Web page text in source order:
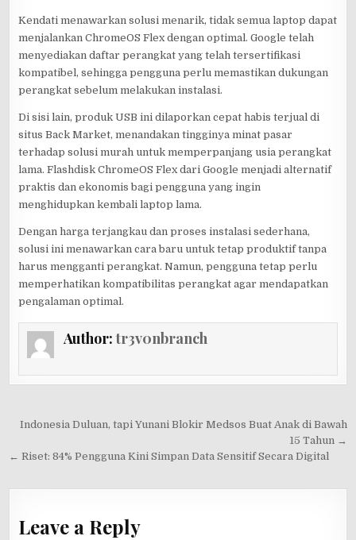
Kendati menawarkan solusi menarik, tidak semua laptop dapat
menjalankan ChromeOS Flex dengan optimal. Google telah
menyediakan daftar perangkat yang telah tersertifikasi
kompatibel, sehingga pengguna perlu memastikan dukungan
perangkat sebelum melakukan instalasi.
Di sisi lain, produk USB ini dilaporkan cepat habis terjual di
situs Back Market, menandakan tingginya minat pasar
terhadap solusi murah untuk memperpanjang usia perangkat
lama. Flashdisk ChromeOS Flex dari Google menjadi alternatif
praktis dan ekonomis bagi pengguna yang ingin
menghidupkan kembali laptop lama.
Dengan harga terjangkau dan proses instalasi sederhana,
solusi ini menawarkan cara baru untuk tetap produktif tanpa
harus mengganti perangkat. Namun, pengguna tetap perlu
memperhatikan kompatibilitas perangkat agar mendapatkan
pengalaman optimal.
Author:tr3v0nbranch
Post
navigation
Indonesia Duluan, tapi Yunani Blokir Medsos Buat Anak di Bawah
15 Tahun →
← Riset: 84% Pengguna Kini Simpan Data Sensitif Secara Digital
Leave a Reply